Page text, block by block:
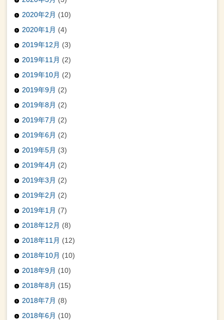
2020年2月 (10)
2020年1月 (4)
2019年12月 (3)
2019年11月 (2)
2019年10月 (2)
2019年9月 (2)
2019年8月 (2)
2019年7月 (2)
2019年6月 (2)
2019年5月 (3)
2019年4月 (2)
2019年3月 (2)
2019年2月 (2)
2019年1月 (7)
2018年12月 (8)
2018年11月 (12)
2018年10月 (10)
2018年9月 (10)
2018年8月 (15)
2018年7月 (8)
2018年6月 (10)